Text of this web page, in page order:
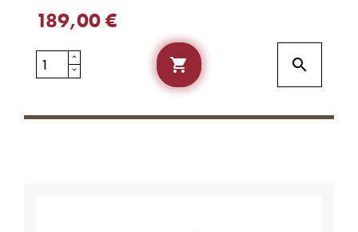
189,00 €
 